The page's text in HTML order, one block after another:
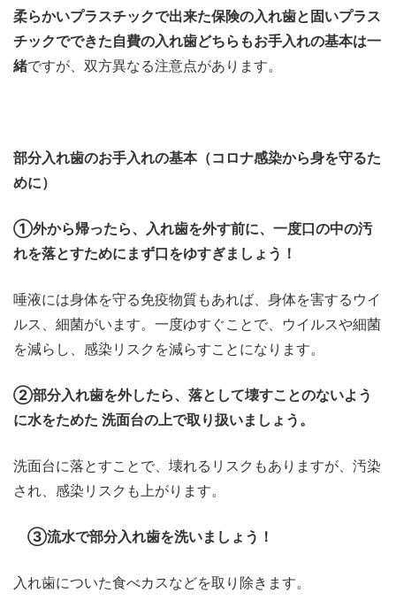
柔らかいプラスチックで出来た保険の入れ歯と固いプラス
チックでできた自費の入れ歯どちらもお手入れの基本は一
緒ですが、双方異なる注意点があります。
部分入れ歯のお手入れの基本（コロナ感染から身を守るた
めに）
①外から帰ったら、入れ歯を外す前に、一度口の中の汚
れを落とすためにまず口をゆすぎましょう！
唾液には身体を守る免疫物質もあれば、身体を害するウイ
ルス、細菌がいます。一度ゆすぐことで、ウイルスや細菌
を減らし、感染リスクを減らすことになります。
②部分入れ歯を外したら、落として壊すことのないよう
に水をためた 洗面台の上で取り扱いましょう。
洗面台に落とすことで、壊れるリスクもありますが、汚染
され、感染リスクも上がります。
③流水で部分入れ歯を洗いましょう！
入れ歯についた食べカスなどを取り除きます。